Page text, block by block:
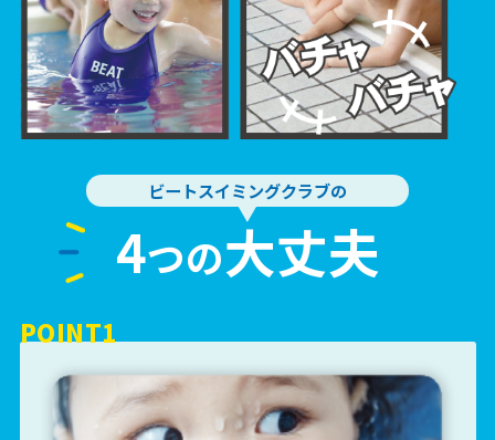
ビートスイミングクラブの
4つの大丈夫
POINT1